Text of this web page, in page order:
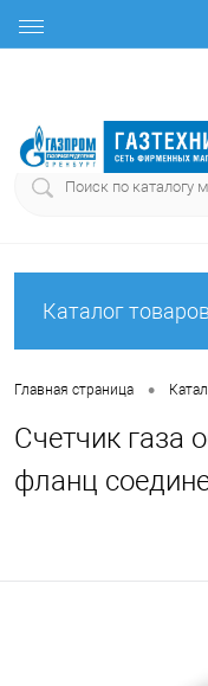
Каталог товаров
Главная страница •
Счетчик
фланц